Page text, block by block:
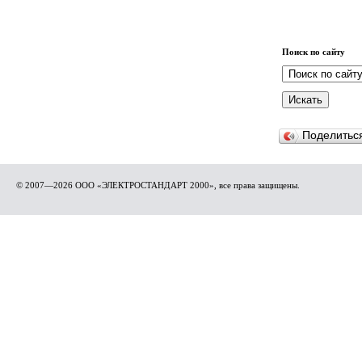
Поиск по сайту
© 2007—2026 ООО «ЭЛЕКТРОСТАНДАРТ 2000», все права защищены.